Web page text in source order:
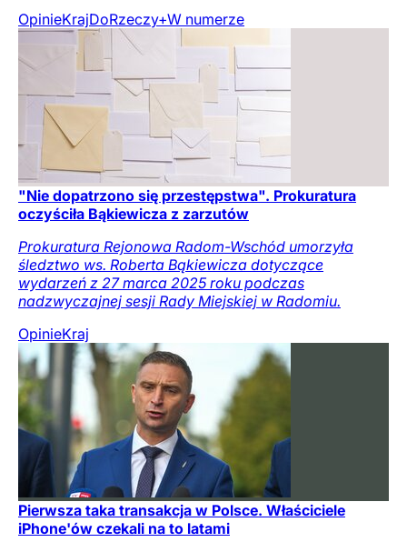
OpinieKrajDoRzeczy+W numerze
"Nie dopatrzono się przestępstwa". Prokuratura
oczyściła Bąkiewicza z zarzutów
Prokuratura Rejonowa Radom-Wschód umorzyła
śledztwo ws. Roberta Bąkiewicza dotyczące
wydarzeń z 27 marca 2025 roku podczas
nadzwyczajnej sesji Rady Miejskiej w Radomiu.
OpinieKraj
Pierwsza taka transakcja w Polsce. Właściciele
iPhone'ów czekali na to latami